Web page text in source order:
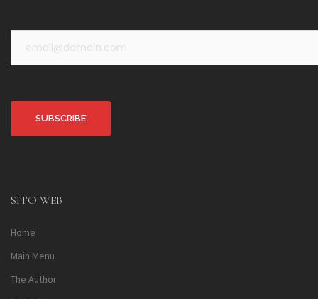
SITO WEB
Home
Main Menu
The Author